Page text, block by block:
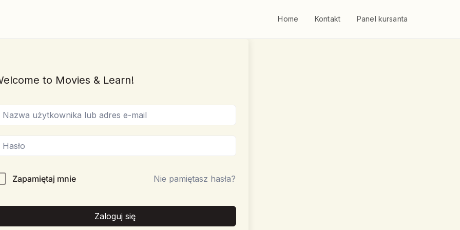
Home Kontakt Panel kursanta
to Movies & Learn!
Zapamiętaj mnie Nie pamiętasz hasła?
Zaloguj się